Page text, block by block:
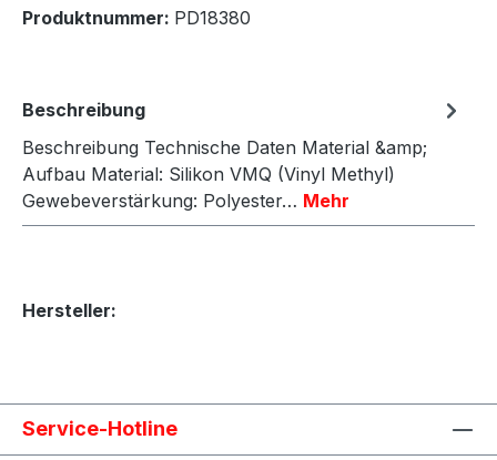
Produktnummer: PD18380
Beschreibung
Beschreibung Technische Daten Material &amp;
Aufbau Material: Silikon VMQ (Vinyl Methyl)
Gewebeverstärkung: Polyester… Mehr
Hersteller:
Service-Hotline